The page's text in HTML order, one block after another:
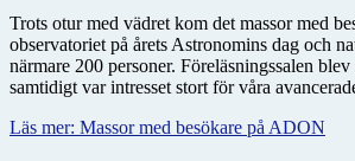
Trots otur med vädret kom det massor med
observatoriet på årets Astronomins dag och
närmare 200 personer. Föreläsningssalen
samtidigt var intresset stort för våra
Läs mer: Massor med besökare på ADON